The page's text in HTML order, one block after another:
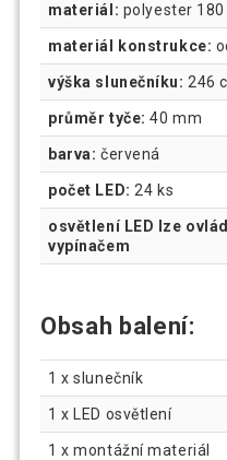
materiál: polyester
materiál konstrukce:
výška slunečníku: 246
průměr tyče: 40 mm
barva: červená
počet LED: 24 ks
osvětlení LED lze
vypínačem
Obsah balení:
1 x slunečník
1 x LED osvětlení
1 x montážní materiál